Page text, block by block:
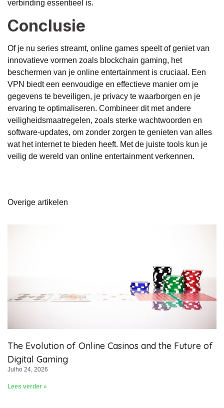
verbinding essentieel is.
Conclusie
Of je nu series streamt, online games speelt of geniet van
innovatieve vormen zoals blockchain gaming, het
beschermen van je online entertainment is cruciaal. Een
VPN biedt een eenvoudige en effectieve manier om je
gegevens te beveiligen, je privacy te waarborgen en je
ervaring te optimaliseren. Combineer dit met andere
veiligheidsmaatregelen, zoals sterke wachtwoorden en
software-updates, om zonder zorgen te genieten van alles
wat het internet te bieden heeft. Met de juiste tools kun je
veilig de wereld van online entertainment verkennen.
Overige artikelen
The Evolution of Online Casinos and the Future of
Digital Gaming
Julho 24, 2026
Lees verder »